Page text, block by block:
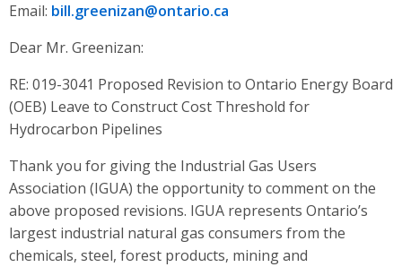
Email: bill.greenizan@ontario.ca
Dear Mr. Greenizan:
RE: 019-3041 Proposed Revision to Ontario Energy Board
(OEB) Leave to Construct Cost Threshold for
Hydrocarbon Pipelines
Thank you for giving the Industrial Gas Users
Association (IGUA) the opportunity to comment on the
above proposed revisions. IGUA represents Ontario’s
largest industrial natural gas consumers from the
chemicals, steel, forest products, mining and